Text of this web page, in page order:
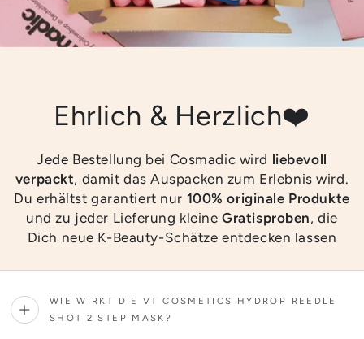
Ehrlich & Herzlich❤️
Jede Bestellung bei Cosmadic wird liebevoll
verpackt, damit das Auspacken zum Erlebnis wird.
Du erhältst garantiert nur 100% originale Produkte
und zu jeder Lieferung kleineGratisproben, die
Dich neue K-Beauty-Schätze entdecken lassen
WIE WIRKT DIE VT COSMETICS HYDROP REEDLE
SHOT 2 STEP MASK?